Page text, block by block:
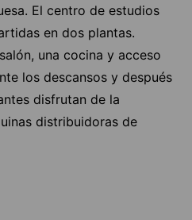
El centro de estudios
en dos plantas.
una cocina y acceso
los descansos y después
disfrutan de la
distribuidoras de